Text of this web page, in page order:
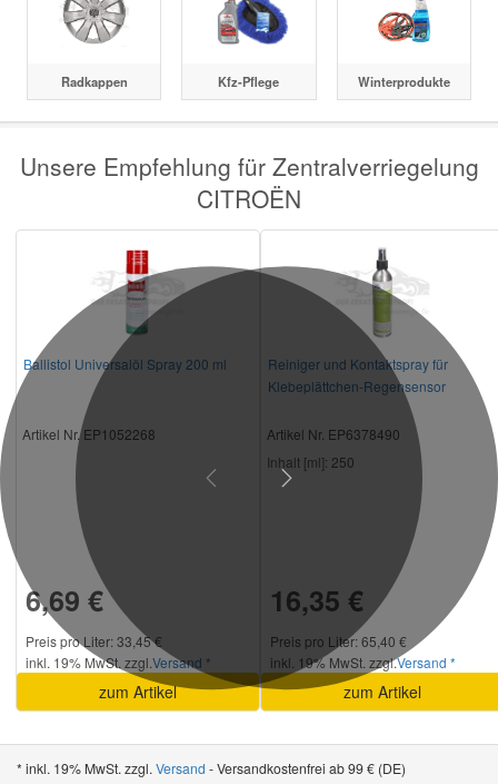
Radkappen Kfz-Pflege Winterprodukte
Unsere Empfehlung für Zentralverriegelung
CITROËN
Ballistol Universalöl Spray 200 ml
Artikel Nr. EP1052268
6,69 €
Preis pro Liter: 33,45 €
inkl. 19% MwSt. zzgl. Versand *
zum Artikel
Reiniger und Kontaktspray für
Klebeplättchen-Regensensor
Artikel Nr. EP6378490
Inhalt [ml]: 250
16,35 €
Preis pro Liter: 65,40 €
inkl. 19% MwSt. zzgl.Versand *
zum Artikel
Previous Next
* inkl. 19% MwSt. zzgl. Versand - Versandkostenfrei ab 99 € (DE)